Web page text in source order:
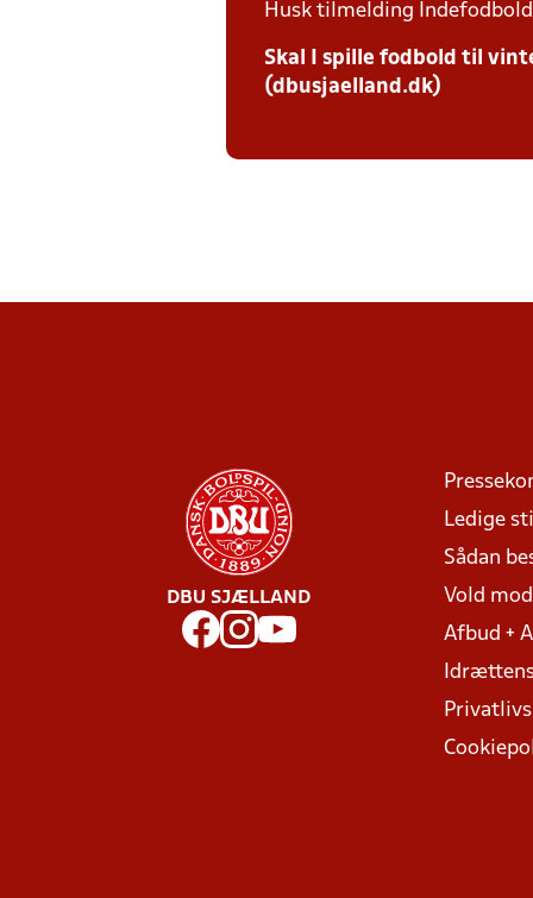
Husk tilmelding
Skal I spille fodbold til
(dbusjaelland.dk)
DBU SJÆLLAND
Ledige
Sådan
Vold
Afbud +